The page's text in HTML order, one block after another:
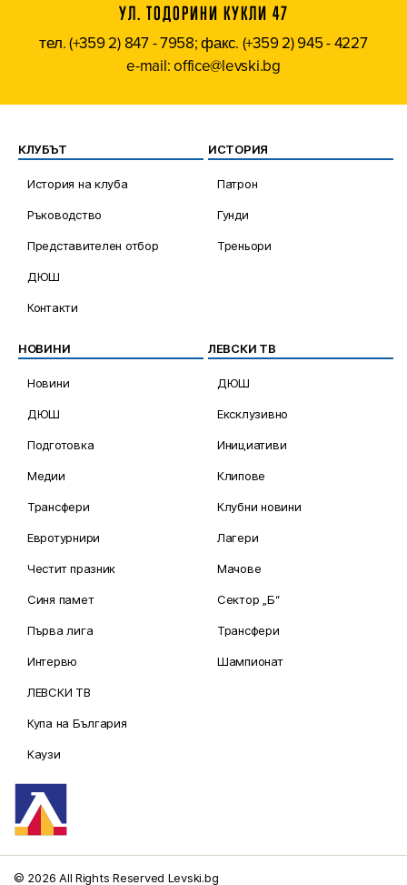
УЛ. ТОДОРИНИ КУКЛИ 47
тел. (+359 2) 847 - 7958; факс. (+359 2) 945 - 4227
e-mail: office@levski.bg
КЛУБЪТ
История на клуба
Ръководство
Представителен отбор
ДЮШ
Контакти
ИСТОРИЯ
Патрон
Гунди
Треньори
НОВИНИ
Новини
ДЮШ
Подготовка
Медии
Трансфери
Евротурнири
Честит празник
Синя памет
Първа лига
Интервю
ЛЕВСКИ ТВ
Купа на България
Каузи
ЛЕВСКИ ТВ
ДЮШ
Ексклузивно
Инициативи
Клипове
Клубни новини
Лагери
Мачове
Сектор „Б“
Трансфери
Шампионат
© 2026 All Rights Reserved Levski.bg